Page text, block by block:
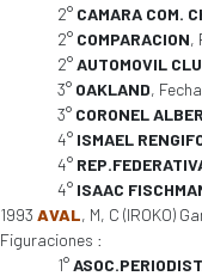
2° CAMARA COM.
2° COMPARACION,
2°AUTOMOVIL
3° OAKLAND,
3° CORONEL
4° ISMAEL
4°
4° ISAAC
1993 AVAL, M, C (IROKO)
Figuraciones :
1°